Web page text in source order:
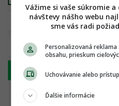
Vážime si vaše súkromie
návštevy nášho webu
sme vás radi
Personalizovaná
obsahu, prieskum
Uchovávanie alebo
Ďalšie informácie